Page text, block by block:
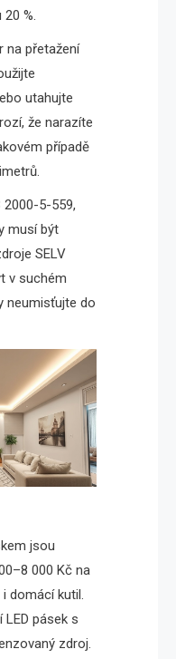
%.
na přetažení
utahujte
že narazíte
případě
2000-5-559,
musí být
SELV
v suchém
neumisťujte do
jsou
000 Kč na
domácí kutil.
LED pásek s
zdroj.